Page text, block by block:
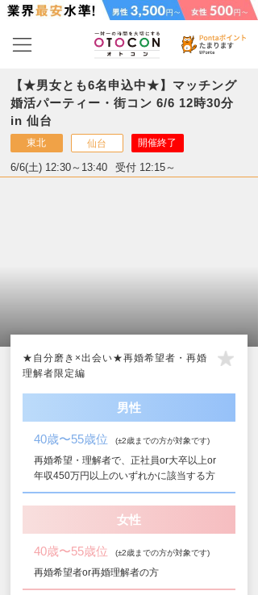
【★男女とも6名申込中★】マッチング
婚活パーティー・街コン 6/6 12時30分
in 仙台
東北 仙台 開催終了
6/6(土) 12:30～13:40 受付 12:15～
★自分磨き×出会い★再婚希望者・再婚
理解者限定編
男性
40歳〜55歳位 (±2歳までの方が対象です)
再婚希望・理解者で、正社員or大卒以上or
年収450万円以上のいずれかに該当する方
女性
40歳〜55歳位 (±2歳までの方が対象です)
再婚希望者or再婚理解者の方